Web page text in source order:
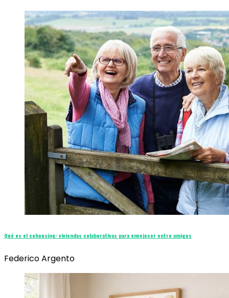
Qué es el cohousing: viviendas colaborativas para envejecer entre amigos
Federico Argento